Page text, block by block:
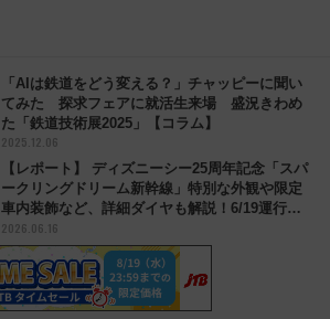
「AIは鉄道をどう変える？」チャッピーに聞い
てみた 探求フェアに就活生来場 盛況きわめ
た「鉄道技術展2025」【コラム】
2025.12.06
【レポート】 ディズニーシー25周年記念「スパ
ークリングドリーム新幹線」特別な外観や限定
車内装飾など、詳細ダイヤも解説！6/19運行開
始
2026.06.16